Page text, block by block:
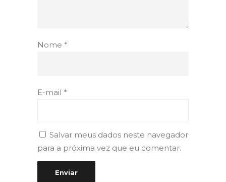
Nome *
E-mail *
Salvar meus dados neste navegador
para a próxima vez que eu comentar.